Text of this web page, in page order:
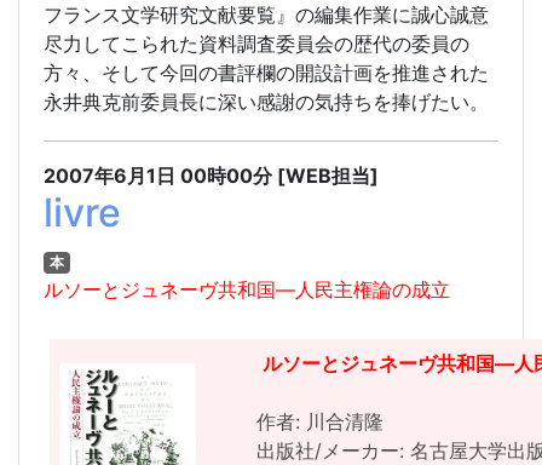
フランス文学研究文献要覧』の編集作業に誠心誠意
尽力してこられた資料調査委員会の歴代の委員の
方々、そして今回の書評欄の開設計画を推進された
永井典克前委員長に深い感謝の気持ちを捧げたい。
2007年6月1日 00時00分 [WEB担当]
livre
本
ルソーとジュネーヴ共和国―人民主権論の成立
ルソーとジュネーヴ共和国―人
作者: 川合清隆
出版社/メーカー: 名古屋大学出